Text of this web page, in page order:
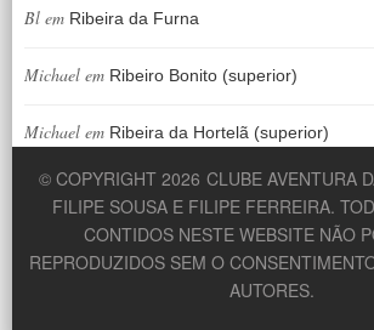
Bl em Ribeira da Furna
Michael em Ribeiro Bonito (superior)
Michael em Ribeira da Hortelã (superior)
© COPYRIGHT 2026 CLUBE AVENTURA
FILIPE SOUSA E FILIPE FERREIRA.
CONTIDOS NESTE WEBSITE NÃO
REPRODUZIDOS SEM O
AUTORES.